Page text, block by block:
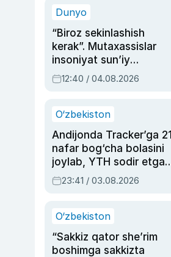
Dunyo
“Biroz sekinlashish
kerak”. Mutaxassislar
insoniyat sun’iy
intellektni boshqara
olmay qolishidan xavotir
12:40 / 04.08.2026
O‘zbekiston
Andijonda Tracker’ga 21
nafar bog‘cha bolasini
joylab, YTH sodir etgan
ayolga sud hukmi o‘qildi
23:41 / 03.08.2026
O‘zbekiston
“Sakkiz qator she’rim
boshimga sakkizta